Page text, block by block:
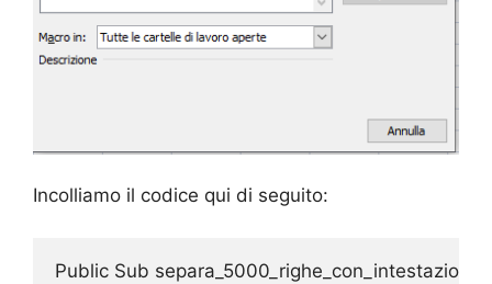
Incolliamo il codice qui di seguito:
Public Sub